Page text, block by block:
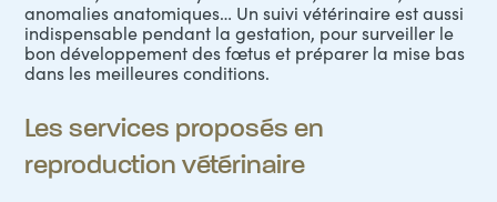
anomalies anatomiques… Un suivi vétérinaire est aussi
indispensable pendant la gestation, pour surveiller le
bon développement des fœtus et préparer la mise bas
dans les meilleures conditions.
Les services proposés en
reproduction vétérinaire